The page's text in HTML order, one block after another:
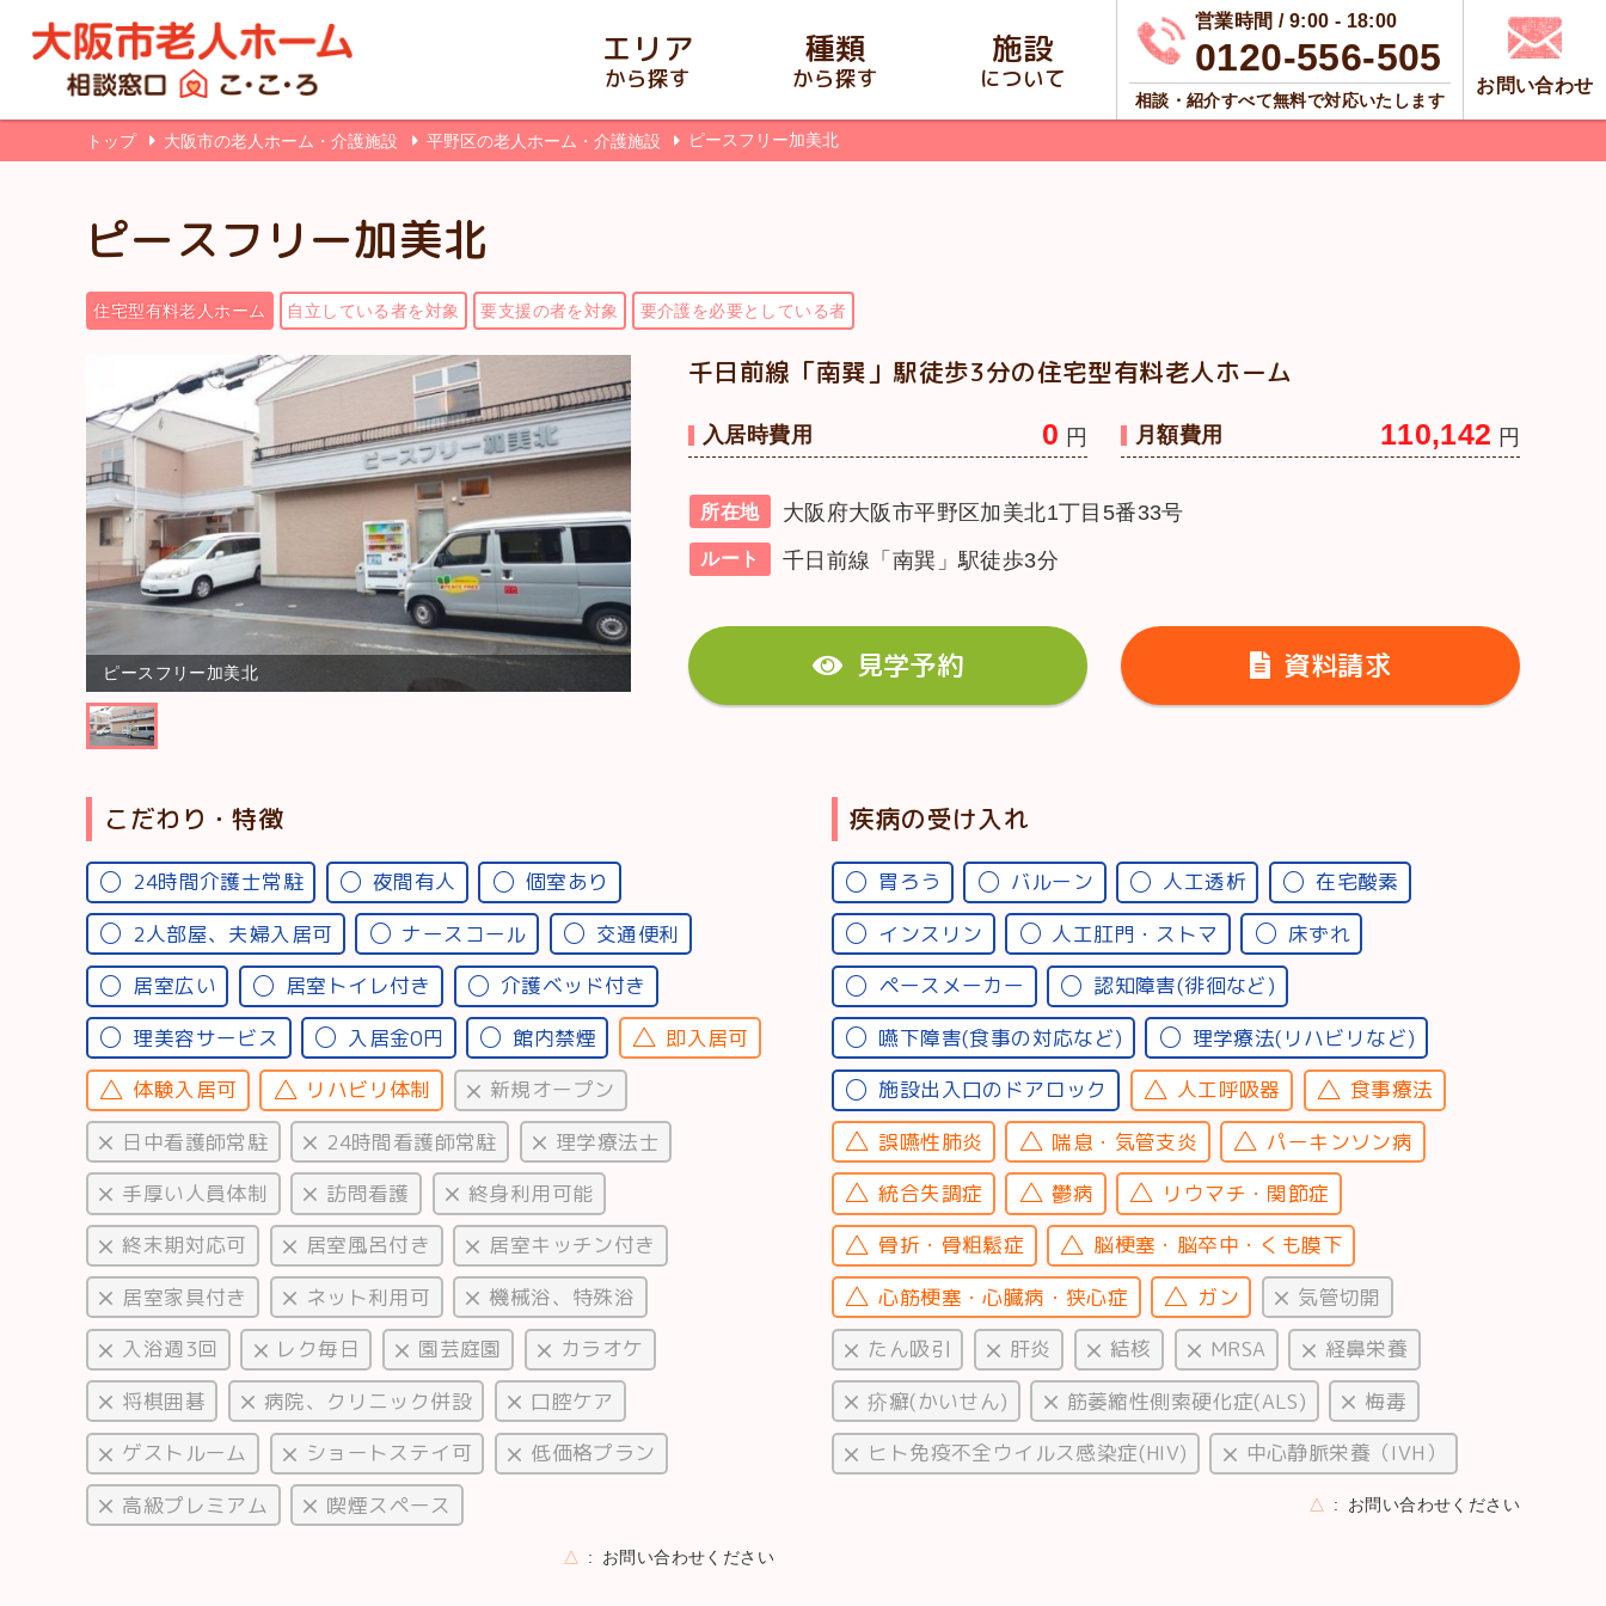
営業時間 / 9:00 - 18:00
0120-556-505
相談・紹介すべて無料で対応いたします
お問い合わせ
エリア
から探す
種類
から探す
施設
について
トップ 大阪市の老人ホーム・介護施設 平野区の老人ホーム・介護施設 ピースフリー加美北
ピースフリー加美北
住宅型有料老人ホーム 自立している者を対象 要支援の者を対象 要介護を必要としている者
ピースフリー加美北
千日前線「南巽」駅徒歩3分の住宅型有料老人ホーム
入居時費用 0 円 月額費用 110,142 円
所在地 大阪府大阪市平野区加美北1丁目5番33号
ルート 千日前線「南巽」駅徒歩3分
見学予約 資料請求
こだわり・特徴
24時間介護士常駐 夜間有人
個室あり
2人部屋、夫婦入居可
ナースコール
交通便利
居室広い
居室トイレ付き
介護ベッド付き
理美容サービス
入居金0円 館内禁煙
即入居可
体験入居可
リハビリ体制
新規オープン
日中看護師常駐
24時間看護師常駐
理学療法士
手厚い人員体制
訪問看護
終身利用可能
終末期対応可
居室風呂付き
居室キッチン付き
居室家具付き
ネット利用可
機械浴、特殊浴
入浴週3回
レク毎日 園芸庭園
カラオケ
将棋囲碁
病院、クリニック併設
口腔ケア
ゲストルーム
ショートステイ可
低価格プラン
高級プレミアム
喫煙スペース
△ お問い合わせください
疾病の受け入れ
胃ろう バルーン 人工透析
在宅酸素
インスリン
人工肛門・ストマ
床ずれ
ペースメーカー
認知障害(徘徊など)
嚥下障害(食事の対応など)
理学療法(リハビリなど)
施設出入口のドアロック
人工呼吸器
食事療法
誤嚥性肺炎
喘息・気管支炎
パーキンソン病
統合失調症
鬱病
リウマチ・関節症
骨折・骨粗鬆症
脳梗塞・脳卒中・くも膜下
心筋梗塞・心臓病・狭心症
ガン
気管切開
たん吸引
肝炎 結核 MRSA
経鼻栄養
疥癬(かいせん)
筋萎縮性側索硬化症(ALS)
梅毒
ヒト免疫不全ウイルス感染症(HIV)
中心静脈栄養（IVH）
△ お問い合わせください